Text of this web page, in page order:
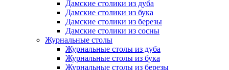
Дамские столики из дуба
Дамские столики из бука
Дамские столики из березы
Дамские столики из сосны
Журнальные столы
Журнальные столы из дуба
Журнальные столы из бука
Журнальные столы из березы